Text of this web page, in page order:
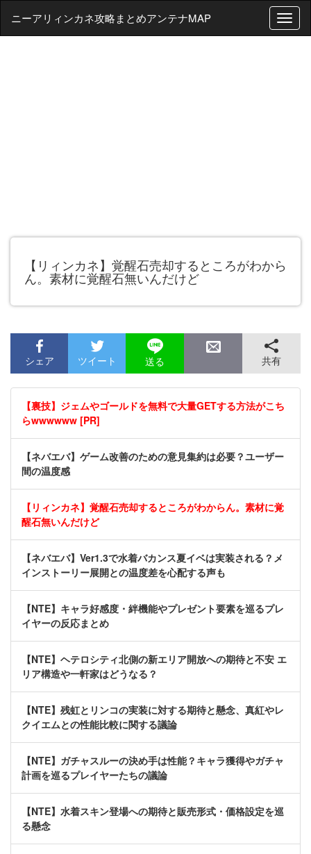
T
o
ニーアリィンカネ攻略まとめアンテナMAP
【リィンカネ】覚醒石売却するところがわから
ん。素材に覚醒石無いんだけど
シェア ツイート 送る 共有
【裏技】ジェムやゴールドを無料で大量GETする方法がこち
らwwwwww [PR]
【ネバエバ】ゲーム改善のための意見集約は必要？ユーザー
間の温度感
【リィンカネ】覚醒石売却するところがわからん。素材に覚
醒石無いんだけど
【ネバエバ】Ver1.3で水着バカンス夏イベは実装される？メ
インストーリー展開との温度差を心配する声も
【NTE】キャラ好感度・絆機能やプレゼント要素を巡るプレ
イヤーの反応まとめ
【NTE】ヘテロシティ北側の新エリア開放への期待と不安 エ
リア構造や一軒家はどうなる？
【NTE】残虹とリンコの実装に対する期待と懸念、真紅やレ
クイエムとの性能比較に関する議論
【NTE】ガチャスルーの決め手は性能？キャラ獲得やガチャ
計画を巡るプレイヤーたちの議論
【NTE】水着スキン登場への期待と販売形式・価格設定を巡
る懸念